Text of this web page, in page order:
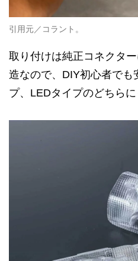
引用元／コラント。
取り付けは純正コネクタ
造なので、DIY初心者でも
プ、LEDタイプのどちらに